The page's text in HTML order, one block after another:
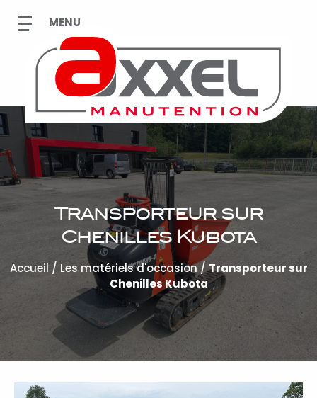
Transporteur sur
Chenilles Kubota
Accueil / Les matériels d'occasion /Transporteur sur
Chenilles Kubota